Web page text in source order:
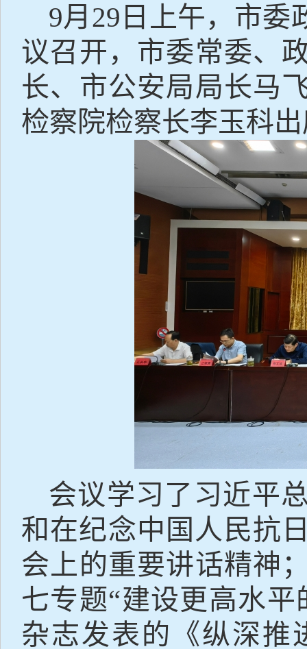
9月29日上午，市委
议召开，市委常委、
长、市公安局局长马
检察院检察长李玉科
会议学习了习近平
和在纪念中国人民抗
会上的重要讲话精神
七专题“建设更高水
杂志发表的《纵深推